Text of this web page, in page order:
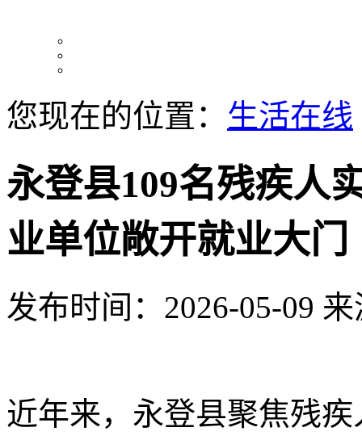
您现在的位置： 生活在线
永登县109名残疾人
业单位敞开就业大门
发布时间：2026-05-09
近年来，永登县聚焦残